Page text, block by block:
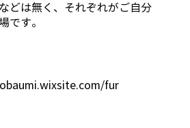
どは無く、それぞれがご自分
です。
fur